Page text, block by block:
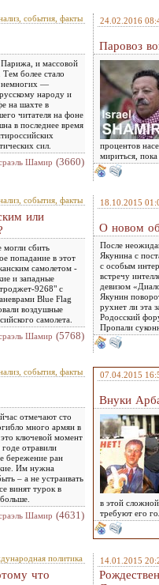
события, факты
и массовой
более стало
немногих —
народу и
на шахте в
читателя на фоне
в последнее время
сил.
Шамир (3660)
24.02.2016
Паровоз
процентов
мириться, пока
события, факты
или
могли сбить
попадание в этот
самолетом -
и западные
9268" с
Blue Flag
воздушные
самолета.
Шамир (5768)
18.10.2015
О новом
После
Якунина с
с особым
встречу
девизом
Якунин
рухнет ли эта
Родосский
Пропали
события, факты
отмечают сто
много армян в
ключевой момент
отравили
бережение ран
Им нужна
– а не устраивать
винят турок в
Шамир (4631)
07.04.2015
Внуки
в этой
требуют его
политика
что
14.01.2015